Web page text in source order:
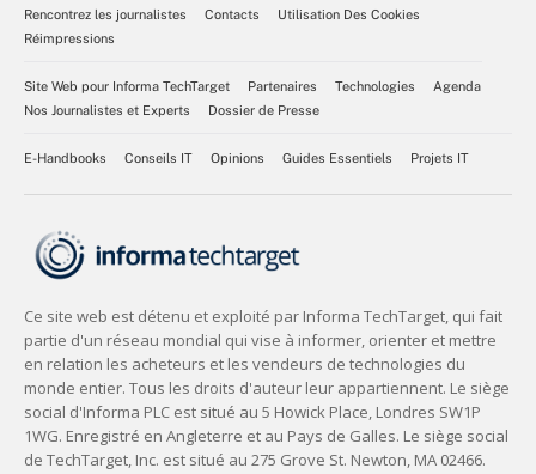
Rencontrez les journalistes
Contacts
Utilisation Des Cookies
Réimpressions
Site Web pour Informa TechTarget Partenaires Technologies
Agenda
Nos Journalistes et Experts
Dossier de Presse
E-Handbooks Conseils IT Opinions Guides Essentiels Projets IT